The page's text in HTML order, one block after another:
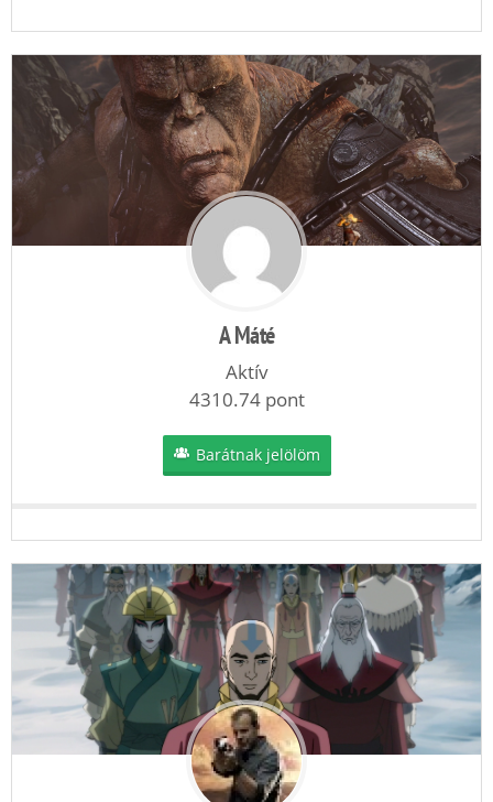
A Máté
Aktív
4310.74 pont
Barátnak jelölöm